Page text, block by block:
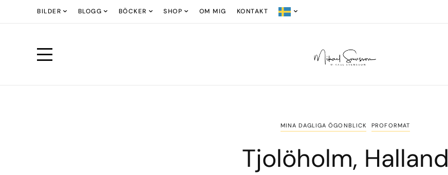
BILDER BLOGG BÖCKER SHOP OM MIG KONTAKT
MINA DAGLIGA ÖGONBLICK PROFORMAT
Tjolöholm, Halland